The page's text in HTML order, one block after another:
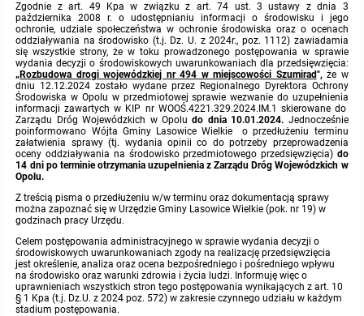
Protokoły z posiedzeń sesji 2017
Protokoły z posiedzeń sesji 2017
Protokoły z posiedzeń sesji 2016
Protokoły z posiedzeń sesji 2015
Protokoły z posiedzeń sesji 2014
Protokoły z posiedzeń sesji 2013
Protokoły z posiedzeń sesji 2012
Protokoły z posiedzeń sesji 2011
Biblioteka Publiczna
Zarządzenia Wójta Gminy w 2011 r.
Zarządzenia Wójta do 2007
Zarządzenia w 2008 roku
Zarządzenia w 2009
Podatki i opłaty lokalne
Obwieszczenia i ogłoszenia
Informacje publiczne archiwalne
Informacje o środowisku
Praca w Urzędzie
Ogłoszenia o naborze
Oświadczenia kandydata
Informacja o wynikach naboru
Ochrona Środowiska
Publicznie dostępny wykaz danych o środowisku
Rejestr działalności regulowanej
Roczne sprawozdania z gospodarki odpadami
Analiza stanu gospodarki odpadami
Okresowa ocena jakości wody
Kontrole
Przetargi
Platforma e-Zamówienia
Ogłoszenia dodatkowe
Odpowiedzi na zapytania
Gminna Ewidencja Zabytków Gminy Lasowice Wielkie
Planowanie i zagospodarowanie przestrzenne
Studium uwarunkowań i kierunków zagospodarowania przestrzennego
Zaproszenia do składania ofert
Zgodnie z art. 49 Kpa w związku z art. 74 ust. 3 ustawy z dnia 3
października 2008 r. o udostępnianiu informacji o środowisku i jego
ochronie, udziale społeczeństwa w ochronie środowiska oraz o ocenach
oddziaływania na środowisko (t.j. Dz. U. z 2024r., poz. 1112) zawiadamia
się wszystkie strony, że w toku prowadzonego postępowania w sprawie
wydania decyzji o środowiskowych uwarunkowaniach dla przedsięwzięcia:
„Rozbudowa drogi wojewódzkiej nr 494 w miejscowości Szumirad",że w
dniu 12.12.2024 zostało wydane przez Regionalnego Dyrektora Ochrony
Środowiska w Opolu w przedmiotowej sprawie wezwanie do uzupełnienia
informacji zawartych w KIP nr WOOŚ.4221.329.2024.IM.1 skierowane do
Zarządu Dróg Wojewódzkich w Opoludo dnia 10.01.2024. Jednocześnie
poinformowano Wójta Gminy Lasowice Wielkie o przedłużeniu terminu
załatwienia sprawy (tj. wydania opinii co do potrzeby przeprowadzenia
oceny oddziaływania na środowisko przedmiotowego przedsięwzięcia) do
14 dni po terminie otrzymania uzupełnienia z Zarządu Dróg Wojewódzkich w
Opolu.
Z treścią pisma o przedłużeniu w/w terminu oraz dokumentacją sprawy
można zapoznać się w Urzędzie Gminy Lasowice Wielkie (pok. nr 19) w
godzinach pracy Urzędu.
Celem postępowania administracyjnego w sprawie wydania decyzji o
środowiskowych uwarunkowaniach zgody na realizację przedsięwzięcia
jest określenie, analiza oraz ocena bezpośredniego i pośredniego wpływu
na środowisko oraz warunki zdrowia i życia ludzi. Informuję więc o
uprawnieniach wszystkich stron tego postępowania wynikających z art. 10
§ 1 Kpa (t.j. Dz.U. z 2024 poz. 572) w zakresie czynnego udziału w każdym
stadium postępowania.